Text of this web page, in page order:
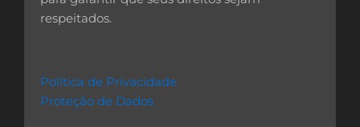
respeitados.
Política de Privacidade
Proteção de Dados